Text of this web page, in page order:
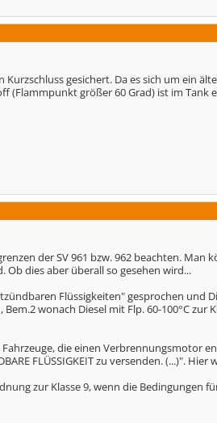
gesichert. Da es sich um ein
(Flammpunkt größer 60 Grad) ist im Tank
der SV 961 bzw. 962 beachten.
dies aber überall so gesehen wird...
Flüssigkeiten" gesprochen und
Bem.2 wonach Diesel mit Flp. 60-100°C zur
Fahrzeuge, die einen Verbrennungsmotor
FLÜSSIGKEIT zu versenden. (...)".
zur Klasse 9, wenn die Bedingungen